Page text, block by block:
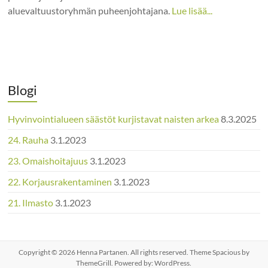
aluevaltuustoryhmän puheenjohtajana. Lue lisää...
Blogi
Hyvinvointialueen säästöt kurjistavat naisten arkea8.3.2025
24. Rauha 3.1.2023
23. Omaishoitajuus 3.1.2023
22. Korjausrakentaminen 3.1.2023
21. Ilmasto 3.1.2023
Copyright © 2026 Henna Partanen. All rights reserved. ThemeSpaciousby
ThemeGrill. Powered by:WordPress.